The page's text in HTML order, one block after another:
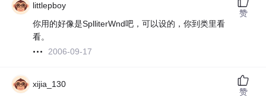
littlepboy
你用的好像是SplliterWnd吧，可以设的，你到类里看
看。
2006-09-17
赞
xijia_130
赞